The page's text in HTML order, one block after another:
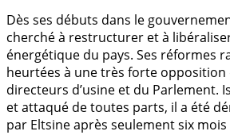
Dès ses débuts dans le
cherché à restructurer et à
énergétique du pays. Ses réformes
heurtées à une très forte opposition
directeurs d’usine et du Parlement.
et attaqué de toutes parts, il a été
par Eltsine après seulement six